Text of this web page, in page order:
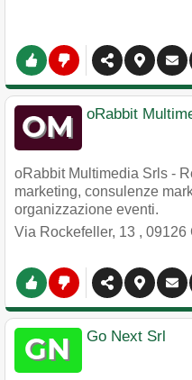
oRabbit
oRabbit Multimedia Srls -
marketing, consulenze
organizzazione eventi.
Via Rockefeller, 13 , 09126
Go Next Srl